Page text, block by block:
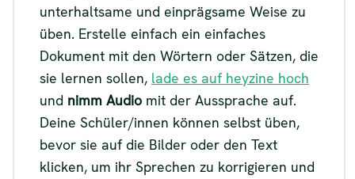
unterhaltsame und einprägsame Weise zu
üben. Erstelle einfach ein einfaches
Dokument mit den Wörtern oder Sätzen, die
sie lernen sollen, lade es auf heyzine hoch
und nimm Audio mit der Aussprache auf.
Deine Schüler/innen können selbst üben,
bevor sie auf die Bilder oder den Text
klicken, um ihr Sprechen zu korrigieren und